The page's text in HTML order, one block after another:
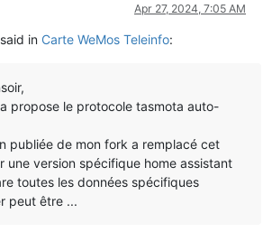
Apr 27, 2024, 7:05 AM
said in Carte WeMos Teleinfo:
propose le protocole tasmota auto-
publiée de mon fork a remplacé cet
une version spécifique home assistant
toutes les données spécifiques
peut être ...